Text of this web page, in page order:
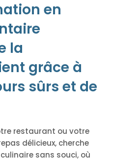
en
la
grâce à
sûrs et de
restaurant ou votre
délicieux, cherche
sans souci, où